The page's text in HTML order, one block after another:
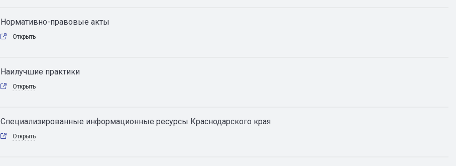
Нормативно-правовые акты
Открыть
Наилучшие практики
Открыть
Специализированные информационные ресурсы Краснодарского края
Открыть